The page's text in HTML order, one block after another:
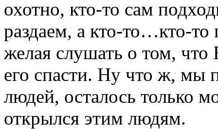
охотно, кто-то сам
раздаем, а кто-то…кто-
желая слушать о том,
его спасти. Ну что ж, мы
людей, осталось только
открылся этим людям.